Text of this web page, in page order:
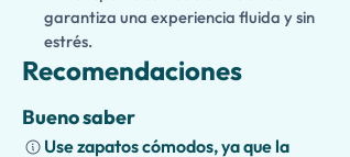
garantiza una experiencia fluida y sin
estrés.
Recomendaciones
Bueno saber
Use zapatos cómodos, ya que la